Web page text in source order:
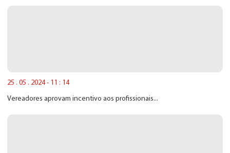
25 . 05 . 2024 - 11 : 14
Vereadores aprovam incentivo aos profissionais...